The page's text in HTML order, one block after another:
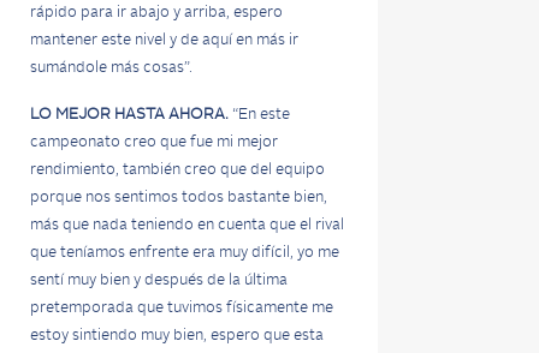
rápido para ir abajo y arriba, espero
mantener este nivel y de aquí en más ir
sumándole más cosas”.
LO MEJOR HASTA AHORA. “En este
campeonato creo que fue mi mejor
rendimiento, también creo que del equipo
porque nos sentimos todos bastante bien,
más que nada teniendo en cuenta que el rival
que teníamos enfrente era muy difícil, yo me
sentí muy bien y después de la última
pretemporada que tuvimos físicamente me
estoy sintiendo muy bien, espero que esta